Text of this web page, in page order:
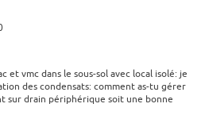
et vmc dans le sous-sol avec local isolé: je
des condensats: comment as-tu gérer
sur drain périphérique soit une bonne